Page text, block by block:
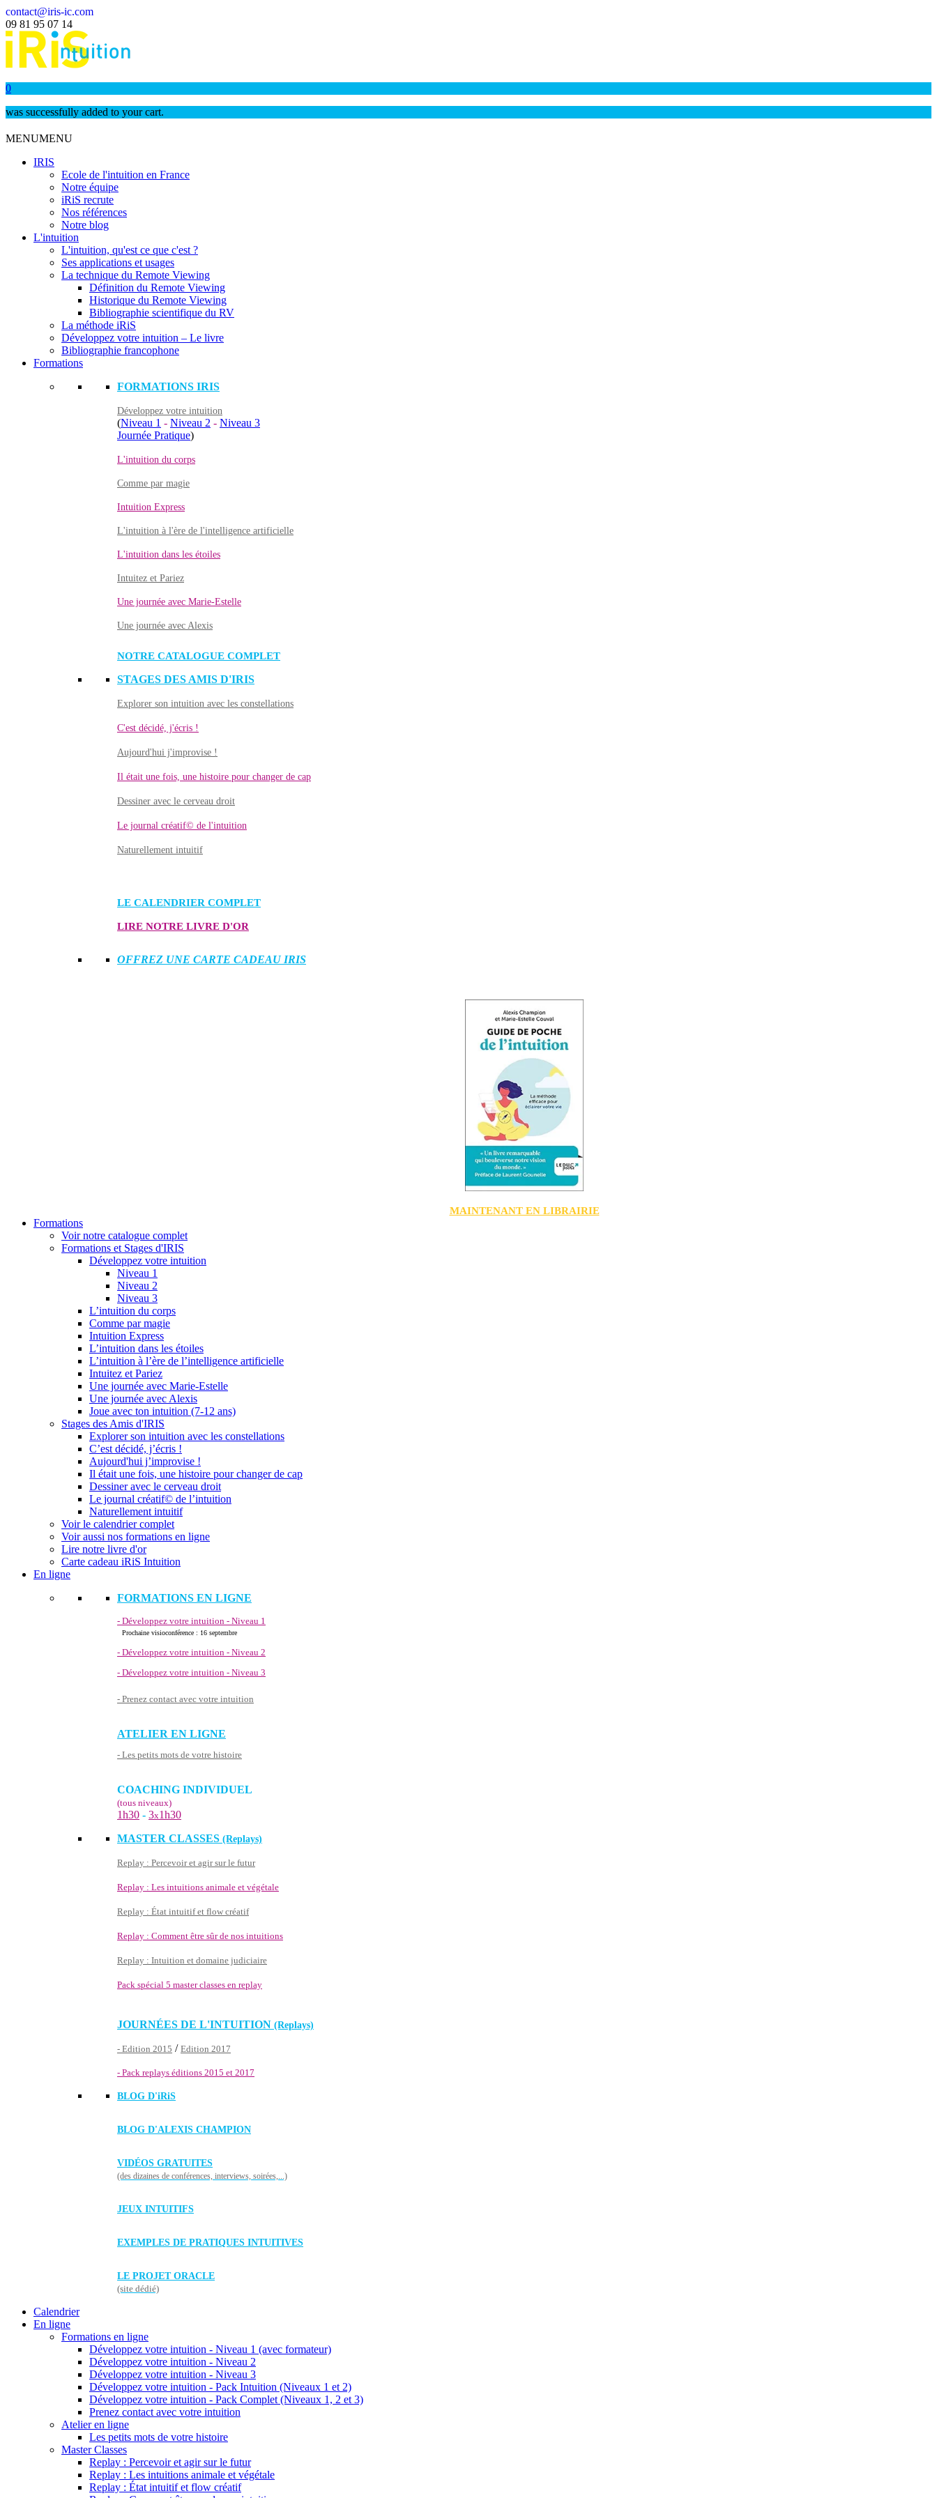
contact@iris-ic.com
09 81 95 07 14
0
was successfully added to your cart.
MENUMENU
IRIS
Ecole de l'intuition en France
Notre équipe
iRiS recrute
Nos références
Notre blog
L'intuition
L'intuition, qu'est ce que c'est ?
Ses applications et usages
La technique du Remote Viewing
Définition du Remote Viewing
Historique du Remote Viewing
Bibliographie scientifique du RV
La méthode iRiS
Développez votre intuition – Le livre
Bibliographie francophone
Formations
FORMATIONS IRIS
Développez votre intuition
(Niveau 1 - Niveau 2 - Niveau 3
Journée Pratique)
L'intuition du corps
Comme par magie
Intuition Express
L'intuition à l'ère de l'intelligence artificielle
L'intuition dans les étoiles
Intuitez et Pariez
Une journée avec Marie-Estelle
Une journée avec Alexis
NOTRE CATALOGUE COMPLET
STAGES DES AMIS D'IRIS
Explorer son intuition avec les constellations
C'est décidé, j'écris !
Aujourd'hui j'improvise !
Il était une fois, une histoire pour changer de cap
Dessiner avec le cerveau droit
Le journal créatif© de l'intuition
Naturellement intuitif
LE CALENDRIER COMPLET
LIRE NOTRE LIVRE D'OR
OFFREZ UNE CARTE CADEAU IRIS
MAINTENANT EN LIBRAIRIE
Formations
Voir notre catalogue complet
Formations et Stages d'IRIS
Développez votre intuition
Niveau 1
Niveau 2
Niveau 3
L’intuition du corps
Comme par magie
Intuition Express
L’intuition dans les étoiles
L’intuition à l’ère de l’intelligence artificielle
Intuitez et Pariez
Une journée avec Marie-Estelle
Une journée avec Alexis
Joue avec ton intuition (7-12 ans)
Stages des Amis d'IRIS
Explorer son intuition avec les constellations
C’est décidé, j’écris !
Aujourd'hui j’improvise !
Il était une fois, une histoire pour changer de cap
Dessiner avec le cerveau droit
Le journal créatif© de l’intuition
Naturellement intuitif
Voir le calendrier complet
Voir aussi nos formations en ligne
Lire notre livre d'or
Carte cadeau iRiS Intuition
En ligne
FORMATIONS EN LIGNE
- Développez votre intuition - Niveau 1
Prochaine visioconférence : 16 septembre
- Développez votre intuition - Niveau 2
- Développez votre intuition - Niveau 3
- Prenez contact avec votre intuition
ATELIER EN LIGNE
- Les petits mots de votre histoire
COACHING INDIVIDUEL
(tous niveaux)
1h30 - 3x1h30
MASTER CLASSES (Replays)
Replay : Percevoir et agir sur le futur
Replay : Les intuitions animale et végétale
Replay : État intuitif et flow créatif
Replay : Comment être sûr de nos intuitions
Replay : Intuition et domaine judiciaire
Pack spécial 5 master classes en replay
JOURNÉES DE L'INTUITION (Replays)
- Edition 2015 / Edition 2017
- Pack replays éditions 2015 et 2017
BLOG D'iRiS
BLOG D'ALEXIS CHAMPION
VIDÉOS GRATUITES
(des dizaines de conférences, interviews, soirées,...)
JEUX INTUITIFS
EXEMPLES DE PRATIQUES INTUITIVES
LE PROJET ORACLE
(site dédié)
Calendrier
En ligne
Formations en ligne
Développez votre intuition - Niveau 1 (avec formateur)
Développez votre intuition - Niveau 2
Développez votre intuition - Niveau 3
Développez votre intuition - Pack Intuition (Niveaux 1 et 2)
Développez votre intuition - Pack Complet (Niveaux 1, 2 et 3)
Prenez contact avec votre intuition
Atelier en ligne
Les petits mots de votre histoire
Master Classes
Replay : Percevoir et agir sur le futur
Replay : Les intuitions animale et végétale
Replay : État intuitif et flow créatif